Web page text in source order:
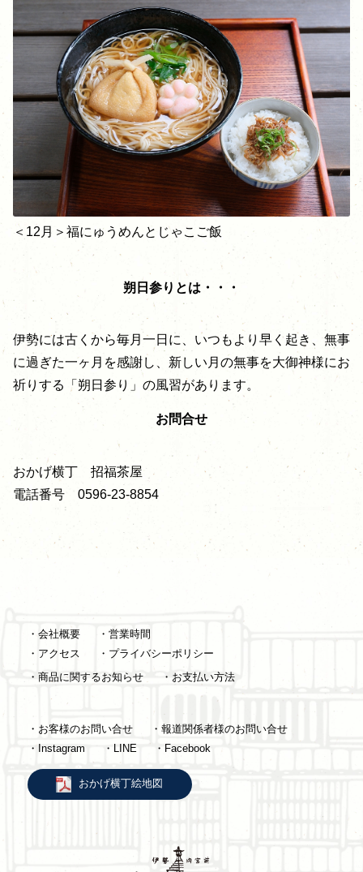
＜12月＞福にゅうめんとじゃこご飯
朔日参りとは・・・
伊勢には古くから毎月一日に、いつもより早く起き、無事
に過ぎた一ヶ月を感謝し、新しい月の無事を大御神様にお
祈りする「朔日参り」の風習があります。
お問合せ
おかげ横丁 招福茶屋
電話番号 0596-23-8854
・会社概要
・営業時間
・アクセス
・プライバシーポリシー
・商品に関するお知らせ
・お支払い方法
・お客様のお問い合せ
・報道関係者様のお問い合せ
・Instagram
・LINE ・Facebook
おかげ横丁絵地図